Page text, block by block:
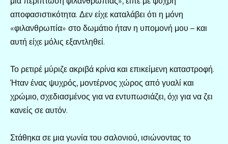
αποφασιστικότητα. Δεν είχε καταλάβει ότι η μόνη
«φιλανθρωπία» στο δωμάτιο ήταν η υπομονή μου – και
αυτή είχε μόλις εξαντληθεί.
Το ρετιρέ μύριζε ακριβά κρίνα και επικείμενη καταστροφή.
Ήταν ένας ψυχρός, μοντέρνος χώρος από γυαλί και
χρώμιο, σχεδιασμένος για να εντυπωσιάζει, όχι για να ζει
κανείς σε αυτόν.
Στάθηκα σε μια γωνία του σαλονιού, ισιώνοντας το